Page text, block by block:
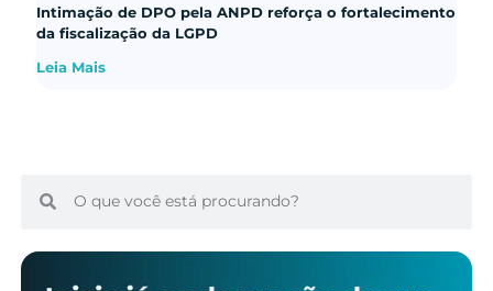
Intimação de DPO pela ANPD reforça o fortalecimento
da fiscalização da LGPD
Leia Mais